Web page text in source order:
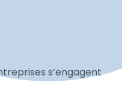
s’engagent